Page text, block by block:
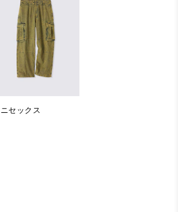
セックス